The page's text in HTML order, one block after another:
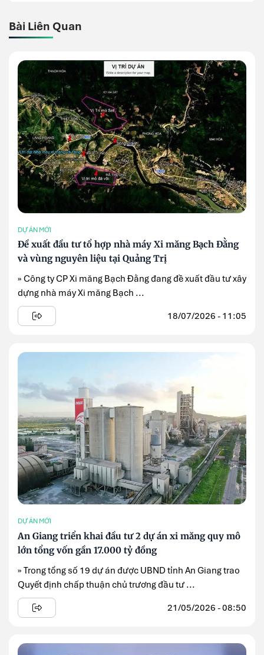
Bài Liên Quan
DỰ ÁN MỚI
Đề xuất đầu tư tổ hợp nhà máy Xi măng Bạch Đằng
và vùng nguyên liệu tại Quảng Trị
» Công ty CP Xi măng Bạch Đằng đang đề xuất đầu tư xây
dựng nhà máy Xi măng Bạch ...
18/07/2026 - 11:05
DỰ ÁN MỚI
An Giang triển khai đầu tư 2 dự án xi măng quy mô
lớn tổng vốn gần 17.000 tỷ đồng
» Trong tổng số 19 dự án được UBND tỉnh An Giang trao
Quyết định chấp thuận chủ trương đầu tư ...
21/05/2026 - 08:50